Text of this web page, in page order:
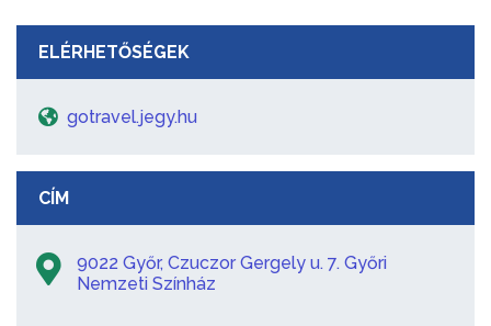
ELÉRHETŐSÉGEK
gotravel.jegy.hu
CÍM
9022 Győr, Czuczor Gergely u. 7. Győri
Nemzeti Színház